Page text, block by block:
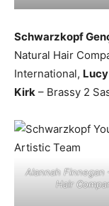
Schwarzkopf
Natural Hair
International,
Kirk – Brassy 2
Alannah Finnegan
Hair